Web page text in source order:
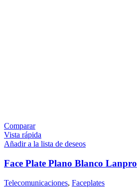
Comparar
Vista rápida
Añadir a la lista de deseos
Face Plate Plano Blanco Lanpro
Telecomunicaciones, Faceplates